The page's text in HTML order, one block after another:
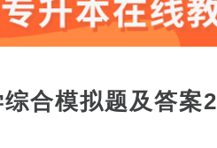
合模拟题及答案2